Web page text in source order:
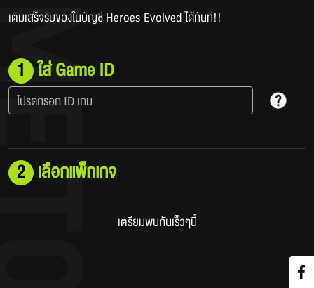
เติมเสร็จรับของในบัญชี Heroes Evolved ได้ทันที!!
1 ใส่ Game ID
โปรดกรอก ID เกม​
2 เลือกแพ็กเกจ
เตรียมพบกันเร็วๆนี้